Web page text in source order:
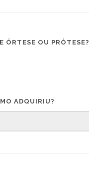
ÓRTESE OU PRÓTESE?
ADQUIRIU?